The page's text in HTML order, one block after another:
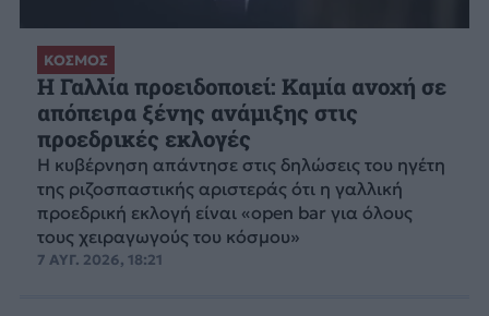
ΚΟΣΜΟΣ
Η Γαλλία προειδοποιεί: Καμία ανοχή σε
απόπειρα ξένης ανάμιξης στις
προεδρικές εκλογές
Η κυβέρνηση απάντησε στις δηλώσεις του ηγέτη
της ριζοσπαστικής αριστεράς ότι η γαλλική
προεδρική εκλογή είναι «open bar για όλους
τους χειραγωγούς του κόσμου»
7 ΑΥΓ. 2026, 18:21